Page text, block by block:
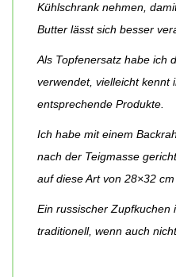
Kühlschrank nehmen,
Butter lässt sich besser
Als Topfenersatz habe ich
verwendet, vielleicht kennt
entsprechende Produkte.
Ich habe mit einem
nach der Teigmasse
auf diese Art von 28×32 cm
Ein russischer Zupfkuchen
traditionell, wenn auch